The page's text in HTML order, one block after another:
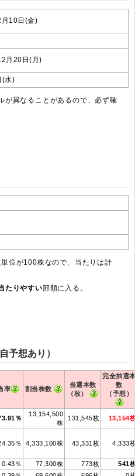
10日(金)
月20日(月)
(水)
異なることがあるので、必ず確
位が100株なので、当たりは計
たりやすい部類に入る。
予想あり）
率 割当株数
当選本数
（枚）
完全抽選
数
（予想）
％
13,154,500
株
131,545枚 13,154
％ 4,333,100株 43,331枚 4,333
0.43％ 77,300株 773枚
541